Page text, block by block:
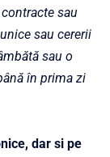
sau
sau cererii
sau o
în prima zi
dar si pe